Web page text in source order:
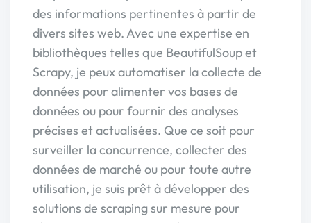
des informations pertinentes à partir de
divers sites web. Avec une expertise en
bibliothèques telles que BeautifulSoup et
Scrapy, je peux automatiser la collecte de
données pour alimenter vos bases de
données ou pour fournir des analyses
précises et actualisées. Que ce soit pour
surveiller la concurrence, collecter des
données de marché ou pour toute autre
utilisation, je suis prêt à développer des
solutions de scraping sur mesure pour